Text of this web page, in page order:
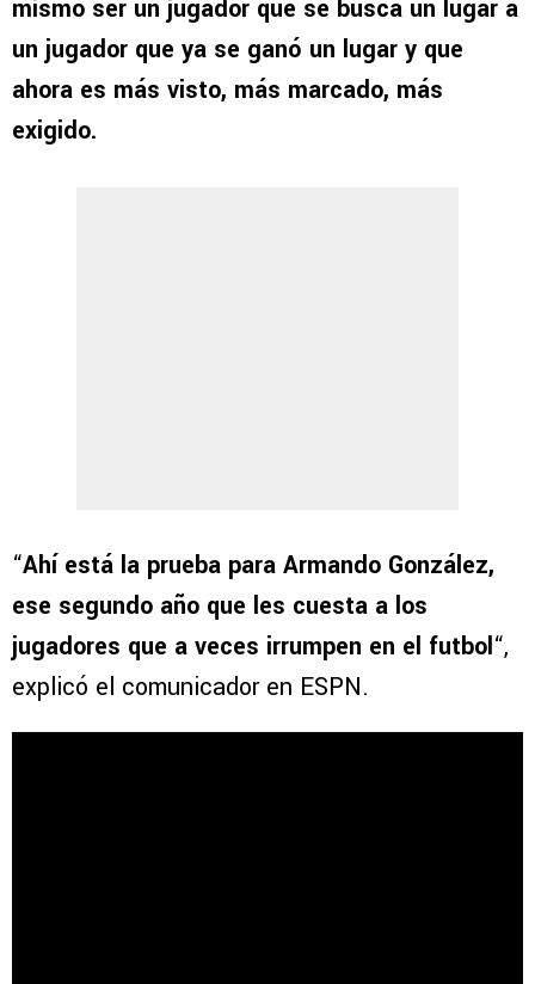
mismo ser un jugador que se busca un lugar a
un jugador que ya se ganó un lugar y que
ahora es más visto, más marcado, más
exigido.
“Ahí está la prueba para Armando González,
ese segundo año que les cuesta a los
jugadores que a veces irrumpen en el futbol“,
explicó el comunicador en ESPN.